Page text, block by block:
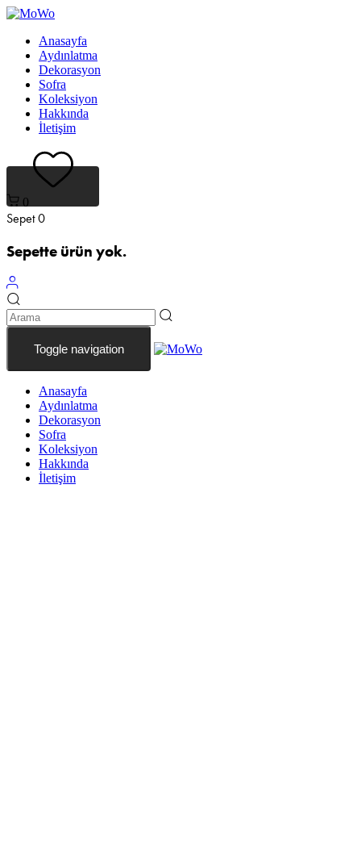
Bağlantıları
Birincil
İçeriğe
Anasayfa
Aydınlatma
Dekorasyon
Sofra
Koleksiyon
Hakkında
İletişim
0
Sepet0
Sepette ürün yok.
Toggle navigation
Anasayfa
Aydınlatma
Dekorasyon
Sofra
Koleksiyon
Hakkında
İletişim